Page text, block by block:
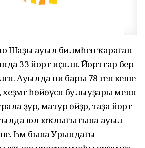
ауыл биләмәһенә ҡараған
33 йорт иҫәпләнә. Йорттар бер
Ауылда ни бары 78 генә кеше
хеҙмәт һөйөүсән булыуҙары менән
ҙур, матур өйҙәр, таҙа йорт
Ауылда юл юҡлығы ғына ауыл
Һәм бына Урындағы